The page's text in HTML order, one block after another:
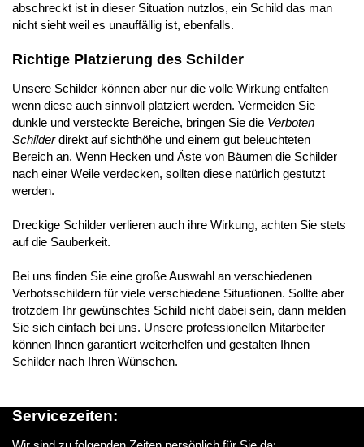
abschreckt ist in dieser Situation nutzlos, ein Schild das man
nicht sieht weil es unauffällig ist, ebenfalls.
Richtige Platzierung des Schilder
Unsere Schilder können aber nur die volle Wirkung entfalten
wenn diese auch sinnvoll platziert werden. Vermeiden Sie
dunkle und versteckte Bereiche, bringen Sie die Verboten
Schilderdirekt auf sichthöhe und einem gut beleuchteten
Bereich an. Wenn Hecken und Äste von Bäumen die Schilder
nach einer Weile verdecken, sollten diese natürlich gestutzt
werden.
Dreckige Schilder verlieren auch ihre Wirkung, achten Sie stets
auf die Sauberkeit.
Bei uns finden Sie eine große Auswahl an verschiedenen
Verbotsschildern für viele verschiedene Situationen. Sollte aber
trotzdem Ihr gewünschtes Schild nicht dabei sein, dann melden
Sie sich einfach bei uns. Unsere professionellen Mitarbeiter
können Ihnen garantiert weiterhelfen und gestalten Ihnen
Schilder nach Ihren Wünschen.
Servicezeiten: